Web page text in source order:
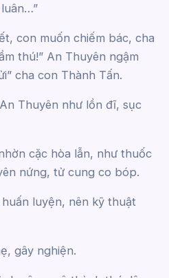
con muốn chiếm bác, cha
thú!” An Thuyên ngậm
cha con Thành Tấn.
Thuyên như lồn đĩ, sục
cặc hòa lẫn, như thuốc
nứng, tử cung co bóp.
luyện, nên kỹ thuật
gây nghiện.